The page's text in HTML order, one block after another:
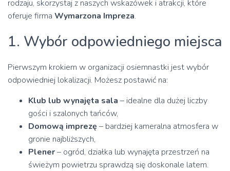
rodzaju, skorzystaj z naszych wskazówek i atrakcji, które
oferuje firma Wymarzona Impreza.
1. Wybór odpowiedniego miejsca
Pierwszym krokiem w organizacji osiemnastki jest wybór
odpowiedniej lokalizacji. Możesz postawić na:
Klub lub wynajęta sala – idealne dla dużej liczby
gości i szalonych tańców,
Domową imprezę – bardziej kameralna atmosfera w
gronie najbliższych,
Plener– ogród, działka lub wynajęta przestrzeń na
świeżym powietrzu sprawdzą się doskonale latem.